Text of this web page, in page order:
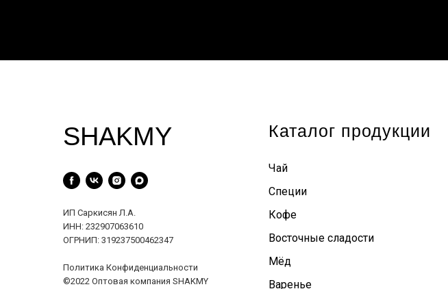
SHAKMY
ИП Саркисян Л.А.
ИНН: 232907063610
ОГРНИП: 319237500462347
Политика Конфиденциальности
©2022 Оптовая компания SHAKMY
Каталог продукции
Чай
Специи
Кофе
Восточные сладости
Мёд
Варенье